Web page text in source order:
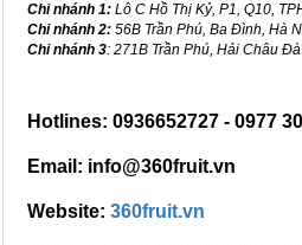
Chi nhánh 1: Lô C Hồ Thị Kỷ, P1, Q10,
Chi nhánh 2: 56B Trần Phú, Ba Đình, Hà
Chi nhánh 3: 271B Trần Phú, Hải Châu
Hotlines: 0936652727 - 0977
Email: info@360fruit.vn
Website: 360fruit.vn